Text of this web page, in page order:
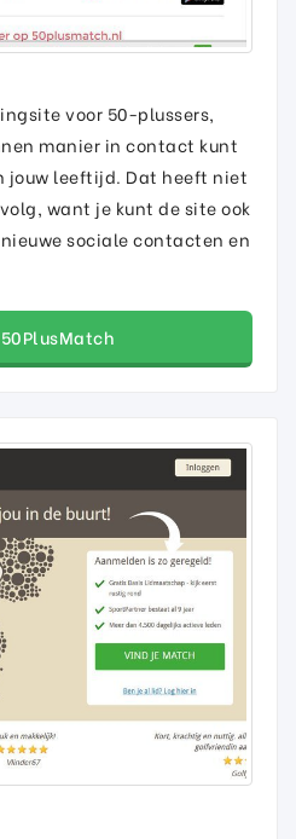
voor 50-plussers,
manier in contact kunt
jouw leeftijd. Dat heeft niet
want je kunt de site ook
sociale contacten en